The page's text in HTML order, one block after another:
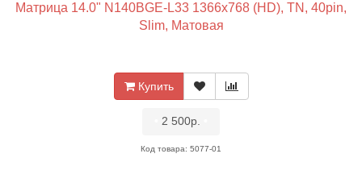
Матрица 14.0" N140BGE-L33 1366x768 (HD), TN, 40pin,
Slim, Матовая
Купить
2 500р.
Код товара: 5077-01